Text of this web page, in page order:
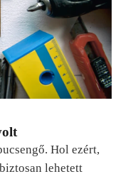
Hol ezért,
lehetett